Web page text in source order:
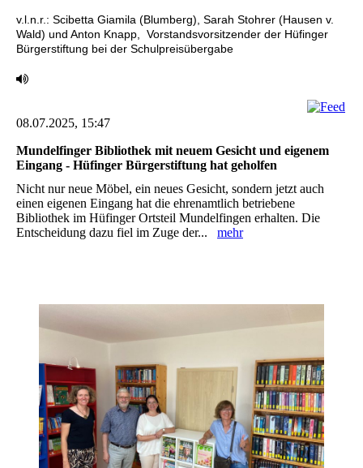
v.l.n.r.: Scibetta Giamila (Blumberg), Sarah Stohrer (Hausen v.
Wald) und Anton Knapp, Vorstandsvorsitzender der Hüfinger
Bürgerstiftung bei der Schulpreisübergabe
08.07.2025, 15:47
Mundelfinger Bibliothek mit neuem Gesicht und eigenem
Eingang -‎ Hüfinger Bürgerstiftung hat geholfen ‎
Nicht nur neue Möbel, ein neues Gesicht, sondern jetzt auch
einen eigenen Eingang hat die ‎ehrenamtlich betriebene
Bibliothek im Hüfinger Ortsteil Mundelfingen erhalten. Die
Entscheidung ‎dazu fiel im Zuge der... mehr